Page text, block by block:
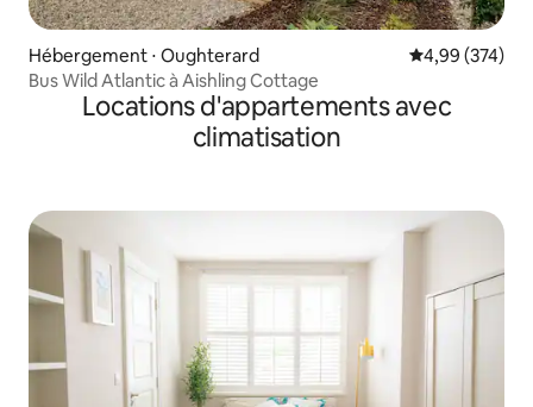
Hébergement ⋅ Oughterard Évaluation
4,99 (374)
Bus Wild Atlantic à Aishling Cottage
Locations d'appartements avec
climatisation